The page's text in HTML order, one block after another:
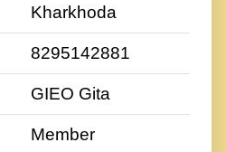
Kharkhoda
8295142881
GIEO Gita
Member